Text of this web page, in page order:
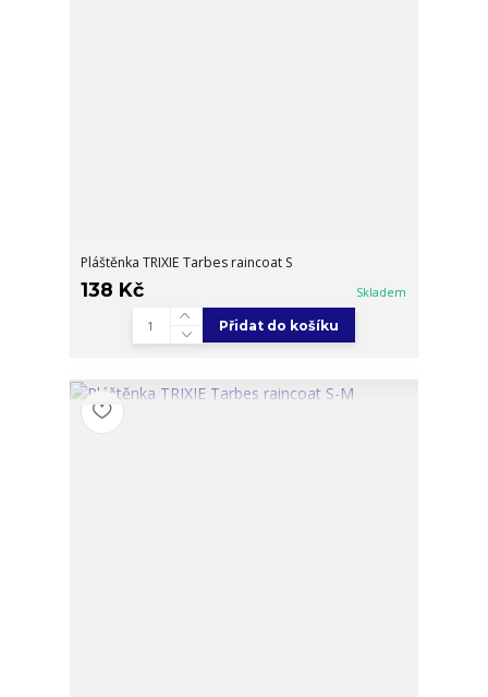
Pláštěnka TRIXIE Tarbes raincoat S
138 Kč Skladem
Přidat do košíku